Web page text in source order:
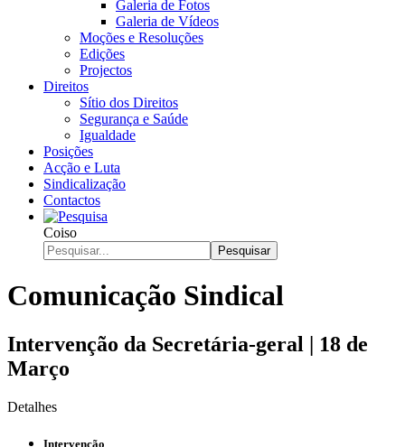
Galeria de Fotos
Galeria de Vídeos
Moções e Resoluções
Edições
Projectos
Direitos
Sítio dos Direitos
Segurança e Saúde
Igualdade
Posições
Acção e Luta
Sindicalização
Contactos
Coiso
Pesquisar
Comunicação Sindical
Intervenção da Secretária-geral | 18 de
Março
Detalhes
Intervenção